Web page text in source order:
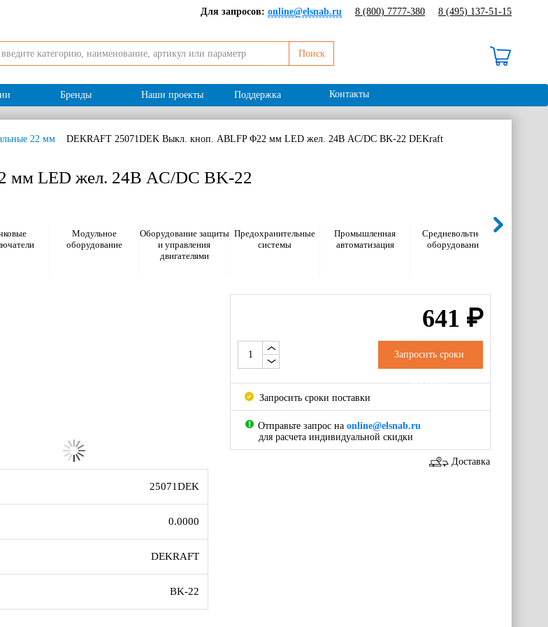
Для запросов: online@elsnab.ru 8 (800) 7777-380 8 (495) 137-51-15
Поиск
Бренды Наши проекты Поддержка Контакты
22 мм DEKRAFT 25071DEK Выкл. кноп. ABLFP Φ22 мм LED жел. 24В AC/DC ВK-22 DEKraft
мм LED жел. 24В AC/DC ВK-22
Модульное
оборудование
Оборудование защиты
и управления
двигателями
Предохранительные
системы
Промышленная
автоматизация
Средневольтное
оборудование
25071DEK
0.0000
DEKRAFT
ВK-22
641 ₽
Запросить сроки
поставки
Запросить сроки поставки
Отправьте запрос на online@elsnab.ru
для расчета индивидуальной скидки
Доставка